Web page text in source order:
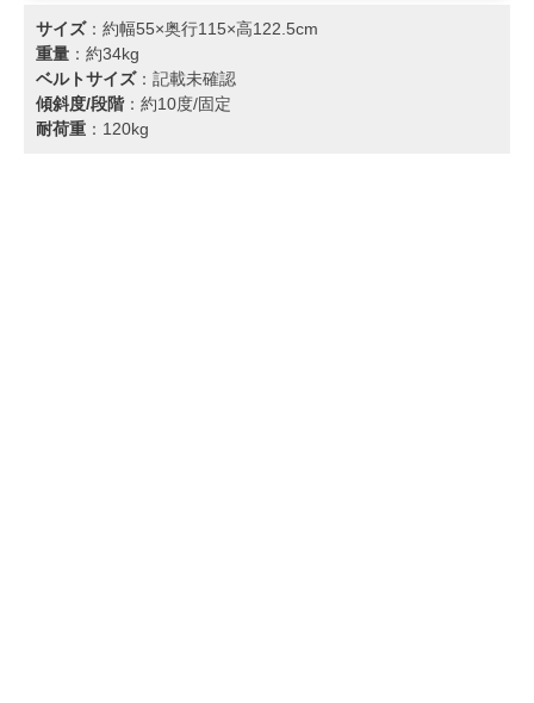
サイズ：約幅55×奥行115×高122.5cm
重量 ：約34kg
ベルトサイズ：記載未確認
傾斜度/段階：約10度/固定
耐荷重 ：120kg